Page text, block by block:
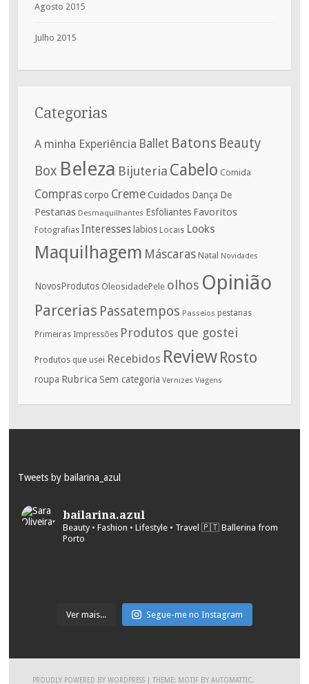
Agosto 2015
Julho 2015
Categorias
A minha Experiência Ballet Batons Beauty
Box Beleza Bijuteria Cabelo Comida
Comprascorpo CremeCuidados Dança De
Pestanas Desmaquilhantes Esfoliantes Favoritos
Fotografias Interesses labios Locais Looks
Maquilhagem Máscaras Natal Novidades
NovosProdutos OleosidadePele olhos Opinião
Parcerias Passatempos Passeios pestanas
Primeiras Impressões Produtos que gostei
Produtos que usei Recebidos Review Rosto
roupa Rubrica Sem categoria Vernizes Viagens
Tweets by bailarina_azul
bailarina.azul
Beauty • Fashion • Lifestyle • Travel 🇵🇹 Ballerina from
Porto
Ver mais... Segue-me no Instagram
PROUDLY POWERED BY WORDPRESS |THEME: MOTIF BYAUTOMATTIC.